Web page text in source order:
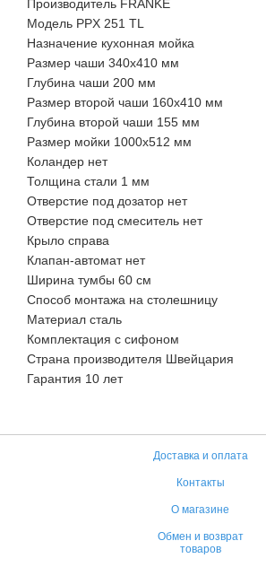
Производитель FRANKE
Модель PPX 251 TL
Назначение кухонная мойка
Размер чаши 340х410 мм
Глубина чаши 200 мм
Размер второй чаши 160х410 мм
Глубина второй чаши 155 мм
Размер мойки 1000х512 мм
Коландер нет
Толщина стали 1 мм
Отверстие под дозатор нет
Отверстие под смеситель нет
Крыло справа
Клапан-автомат нет
Ширина тумбы 60 см
Способ монтажа на столешницу
Материал сталь
Комплектация с сифоном
Страна производителя Швейцария
Гарантия 10 лет
Доставка и оплата
Контакты
О магазине
Обмен и возврат
товаров